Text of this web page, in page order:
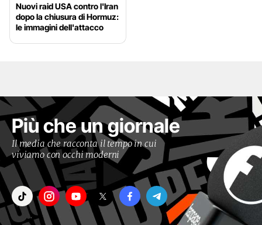
Nuovi raid USA contro l'Iran
dopo la chiusura di Hormuz:
le immagini dell'attacco
Più che un giornale
Il media che racconta il tempo in cui
viviamo con occhi moderni